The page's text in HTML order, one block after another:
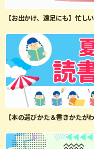
【お出かけ、遠足にも】忙し
【本の選びかた＆書きかたが